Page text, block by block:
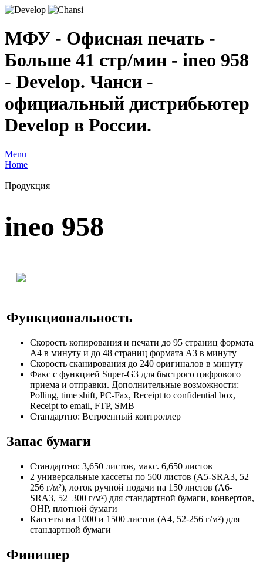
МФУ - Офисная печать -
Больше 41 стр/мин - ineo 958
- Develop. Чанси -
официальный дистрибьютер
Develop в России.
Menu
Home
Продукция
ineo 958
Функциональность
Скорость копирования и печати до 95 страниц формата
А4 в минуту и до 48 страниц формата А3 в минуту
Скорость сканирования до 240 оригиналов в минуту
Факс с функцией Super-G3 для быстрого цифрового
приема и отправки. Дополнительные возможности:
Polling, time shift, PC-Fax, Receipt to confidential box,
Receipt to email, FTP, SMB
Стандартно: Встроенный контроллер
Запас бумаги
Стандартно: 3,650 листов, макс. 6,650 листов
2 универсальные кассеты по 500 листов (A5-SRA3, 52–
256 г/м²), лоток ручной подачи на 150 листов (A6-
SRA3, 52–300 г/м²) для стандартной бумаги, конвертов,
OHP, плотной бумаги
Кассеты на 1000 и 1500 листов (A4, 52-256 г/м²) для
стандартной бумаги
Финишер